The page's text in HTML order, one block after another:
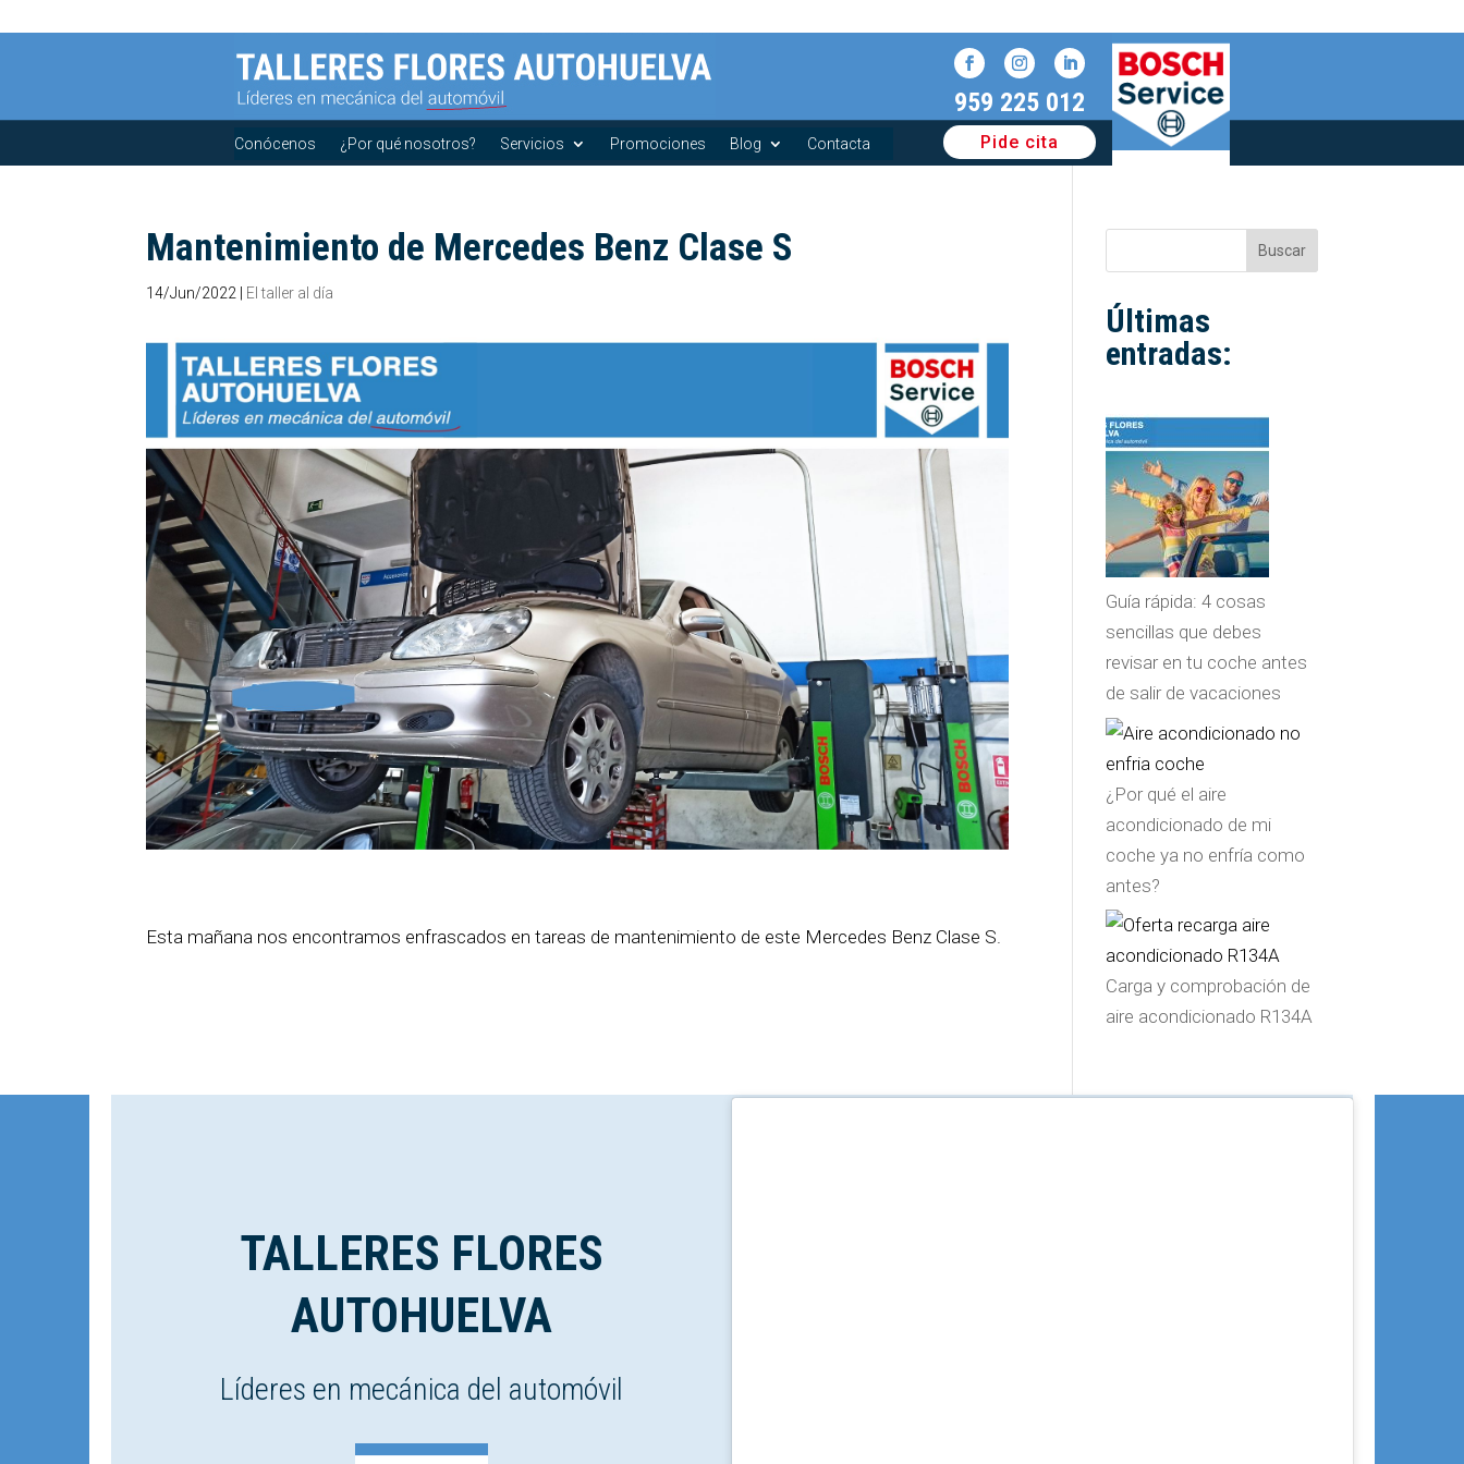
Conócenos ¿Por qué nosotros? Servicios Promociones Blog Contacta
959 225 012
Pide cita
Mantenimiento de Mercedes Benz Clase S
14/Jun/2022 El taller al día
Esta mañana nos encontramos enfrascados en tareas de mantenimiento de este Mercedes Benz Clase S.
Buscar
Últimas
entradas:
Guía rápida: 4 cosas
sencillas que debes
revisar en tu coche antes
de salir de vacaciones
¿Por qué el aire
acondicionado de mi
coche ya no enfría como
antes?
Carga y comprobación de
aire acondicionado R134A
TALLERES FLORES
AUTOHUELVA
Líderes en mecánica del automóvil